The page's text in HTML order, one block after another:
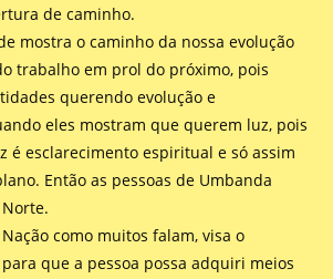
de caminho.
mostra o caminho da nossa evolução
trabalho em prol do próximo, pois
querendo evolução e
eles mostram que querem luz, pois
é esclarecimento espiritual e só assim
Então as pessoas de Umbanda
como muitos falam, visa o
que a pessoa possa adquiri meios